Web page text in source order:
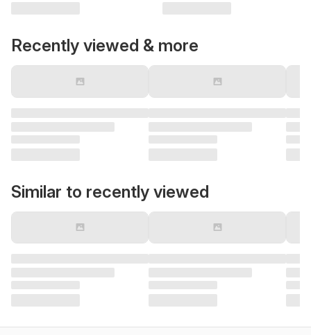
Recently viewed & more
Similar to recently viewed